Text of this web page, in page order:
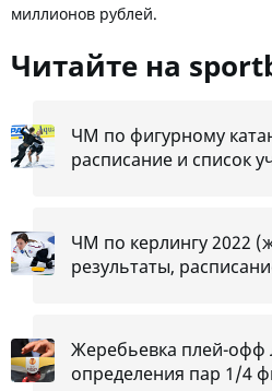
миллионов рублей.
Читайте на
ЧМ по фигурному
расписание и список
ЧМ по керлингу 2022
результаты,
Жеребьевка плей-офф
определения пар 1/4